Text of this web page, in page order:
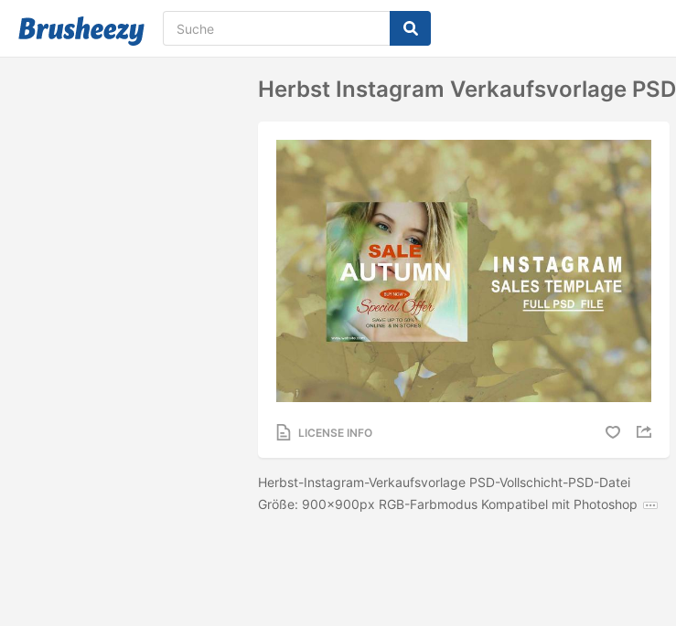
Herbst Instagram Verkaufsvorlage PSD
LICENSE INFO
Herbst-Instagram-Verkaufsvorlage PSD-Vollschicht-PSD-Datei
Größe: 900x900px RGB-Farbmodus Kompatibel mit Photoshop